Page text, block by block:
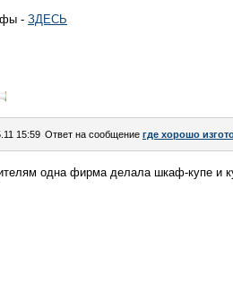
- ЗДЕСЬ
15:59 Ответ на сообщение где хорошо
одна фирма делала шкаф-купе и